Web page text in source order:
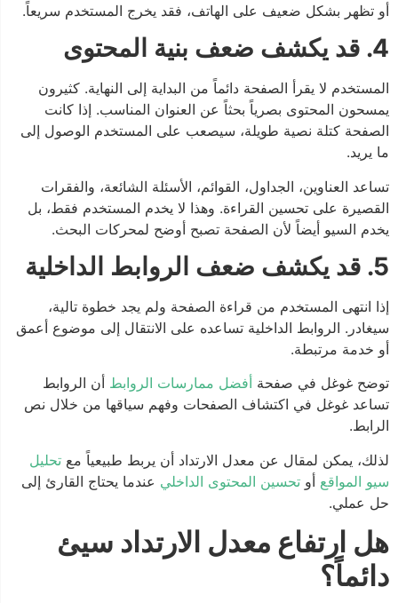
أو تظهر بشكل ضعيف على الهاتف، فقد يخرج المستخدم سريعاً.
4. قد يكشف ضعف بنية المحتوى
المستخدم لا يقرأ الصفحة دائماً من البداية إلى النهاية. كثيرون
يمسحون المحتوى بصرياً بحثاً عن العنوان المناسب. إذا كانت
الصفحة كتلة نصية طويلة، سيصعب على المستخدم الوصول إلى
ما يريد.
تساعد العناوين، الجداول، القوائم، الأسئلة الشائعة، والفقرات
القصيرة على تحسين القراءة. وهذا لا يخدم المستخدم فقط، بل
يخدم السيو أيضاً لأن الصفحة تصبح أوضح لمحركات البحث.
5. قد يكشف ضعف الروابط الداخلية
إذا انتهى المستخدم من قراءة الصفحة ولم يجد خطوة تالية،
سيغادر. الروابط الداخلية تساعده على الانتقال إلى موضوع أعمق
أو خدمة مرتبطة.
توضح غوغل في صفحة أفضل ممارسات الروابطأن الروابط
تساعد غوغل في اكتشاف الصفحات وفهم سياقها من خلال نص
الرابط.
لذلك، يمكن لمقال عن معدل الارتداد أن يربط طبيعياً مع تحليل
سيو المواقعأو تحسين المحتوى الداخلي عندما يحتاج القارئ إلى
حل عملي.
هل ارتفاع معدل الارتداد سيئ
دائماً؟